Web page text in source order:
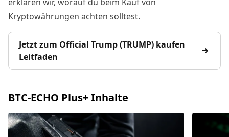
Kryptowährungen achten solltest.
Jetzt zum Official Trump (TRUMP) kaufen
Leitfaden
BTC-ECHO Plus+ Inhalte